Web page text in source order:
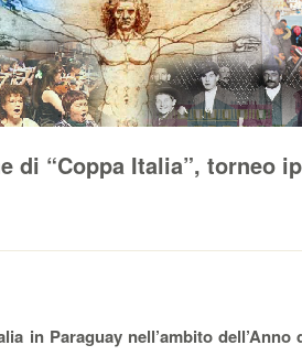
di “Coppa Italia”, torneo
in Paraguay nell’ambito dell’Anno